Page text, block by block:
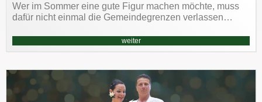
Wer im Sommer eine gute Figur machen möchte, muss
dafür nicht einmal die Gemeindegrenzen verlassen…
weiter